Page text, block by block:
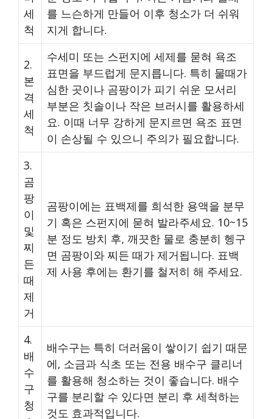
세
척
를 느슨하게 만들어 이후 청소가 더 쉬워
지게 합니다.
2.
본
격
세
척
수세미 또는 스펀지에 세제를 묻혀 욕조
표면을 부드럽게 문지릅니다. 특히 물때가
심한 곳이나 곰팡이가 피기 쉬운 모서리
부분은 칫솔이나 작은 브러시를 활용하세
요. 이때 너무 강하게 문지르면 욕조 표면
이 손상될 수 있으니 주의가 필요합니다.
3.
곰
팡
이
및
찌
든
때
제
거
곰팡이에는 표백제를 희석한 용액을 분무
기 혹은 스펀지에 묻혀 발라주세요. 10~15
분 정도 방치 후, 깨끗한 물로 충분히 헹구
면 곰팡이와 찌든 때가 제거됩니다. 표백
제 사용 후에는 환기를 철저히 해 주세요.
4.
배
수
구
청
배수구는 특히 더러움이 쌓이기 쉽기 때문
에, 소금과 식초 또는 전용 배수구 클리너
를 활용해 청소하는 것이 좋습니다. 배수
구를 분리할 수 있다면 분리 후 세척하는
것도 효과적입니다.